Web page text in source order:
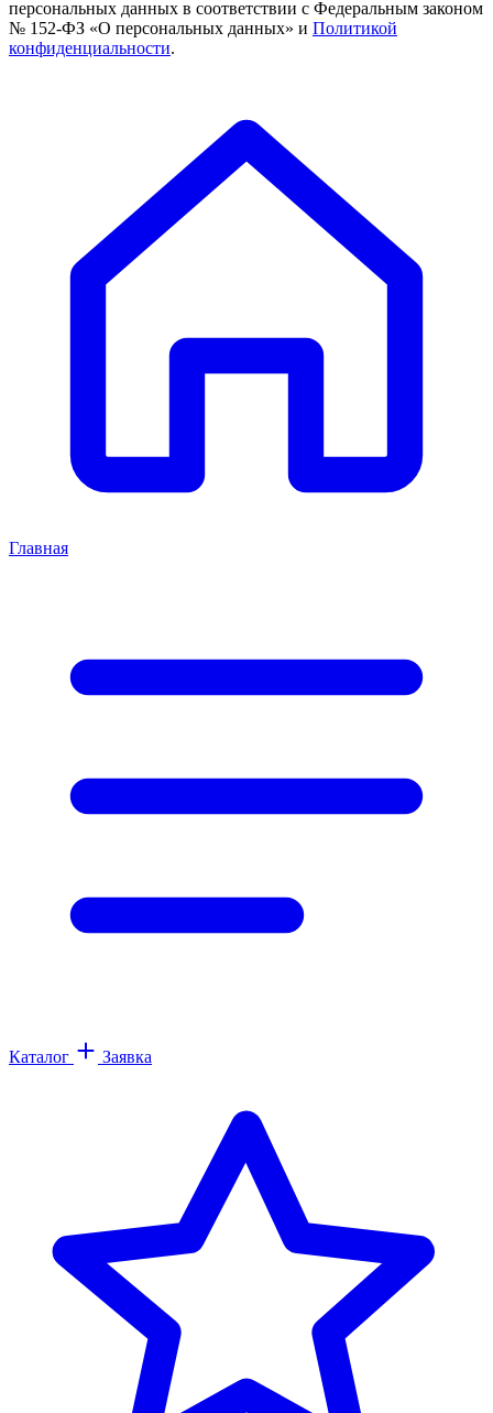
персональных данных в соответствии с Федеральным законом
№ 152-ФЗ «О персональных данных» и Политикой
конфиденциальности.
Главная
Каталог Заявка